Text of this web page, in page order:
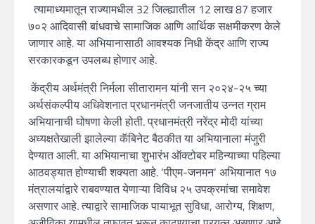
त्यामाध्यमातून राज्यामधील 32जिल्ह्यातील 12लाख87हजार
७०२ आदिवासी बांधवाचे सामाजिक आणि आर्थिक सक्षमीकरण केले
जाणार आहे. या अभियानासाठी आवश्यक निधी केंद्र आणि राज्य
सरकारकडून उपलब्ध होणार आहे.
केंद्रीय अर्थमंत्री निर्मला सीतारामन यांनी सन २०२४-२५ च्या
अर्थसंकल्पीय अधिवेशनात प्रधानमंत्री जनजातीय उन्नत ग्राम
अभियानाची घोषणा केली होती. प्रधानमंत्री नरेंद्र मोदी यांच्या
अध्यक्षतेखाली झालेल्या कॅबिनेट बैठकीत या अभियानाला मंजुरी
देण्यात आली. या अभियानाचा शुभारंभ ऑक्टोबर महिन्याच्या पहिल्या
आठवड्यात होण्याची शक्यता आहे. ‘पीएम-जनमन‘ अभियानात १७
मंत्रालयांद्वारे राबवण्यात येणाऱ्या विविध २५ उपक्रमांचा समावेश
असणार आहे. त्याद्वारे सामाजिक पायाभूत सुविधा, आरोग्य,शिक्षण,